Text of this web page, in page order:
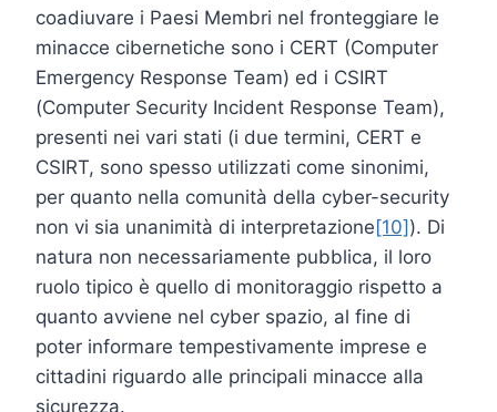
coadiuvare i Paesi Membri nel fronteggiare le
minacce cibernetiche sono i CERT (Computer
Emergency Response Team) ed i CSIRT
(Computer Security Incident Response Team),
presenti nei vari stati (i due termini, CERT e
CSIRT, sono spesso utilizzati come sinonimi,
per quanto nella comunità della cyber-security
non vi sia unanimità di interpretazione[10]). Di
natura non necessariamente pubblica, il loro
ruolo tipico è quello di monitoraggio rispetto a
quanto avviene nel cyber spazio, al fine di
poter informare tempestivamente imprese e
cittadini riguardo alle principali minacce alla
sicurezza.